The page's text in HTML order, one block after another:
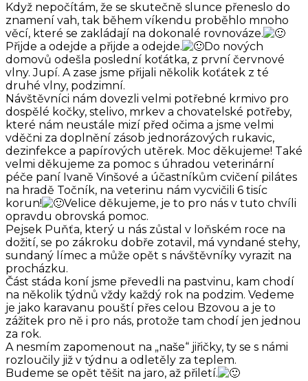
Když nepočítám, že se skutečně slunce přeneslo do
znamení vah, tak během víkendu proběhlo mnoho
věcí, které se zakládají na dokonalé rovnováze.
Přijde a odejde a přijde a odejde.
Do nových
domovů odešla poslední koťátka, z první červnové
vlny. Jupí. A zase jsme přijali několik koťátek z té
druhé vlny, podzimní.
Návštěvníci nám dovezli velmi potřebné krmivo pro
dospělé kočky, stelivo, mrkev a chovatelské potřeby,
které nám neustále mizí před očima a jsme velmi
vděčni za doplnění zásob jednorázových rukavic,
dezinfekce a papírových utěrek. Moc děkujeme! Také
velmi děkujeme za pomoc s úhradou veterinární
péče paní Ivaně Vinšové a účastníkům cvičení pilátes
na hradě Točník, na veterinu nám vycvičili 6 tisíc
korun!
Velice děkujeme, je to pro nás v tuto chvíli
opravdu obrovská pomoc.
Pejsek Puňťa, který u nás zůstal v loňském roce na
dožití, se po zákroku dobře zotavil, má vyndané stehy,
sundaný límec a může opět s návštěvníky vyrazit na
procházku.
Část stáda koní jsme převedli na pastvinu, kam chodí
na několik týdnů vždy každý rok na podzim. Vedeme
je jako karavanu pouští přes celou Bzovou a je to
zážitek pro ně i pro nás, protože tam chodí jen jednou
za rok.
A nesmím zapomenout na „naše“ jiřičky, ty se s námi
rozloučily již v týdnu a odletěly za teplem.
Budeme se opět těšit na jaro, až přiletí.